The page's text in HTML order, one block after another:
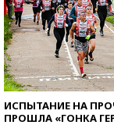
ИСПЫТАНИЕ НА
ПРОШЛА «ГОНКА